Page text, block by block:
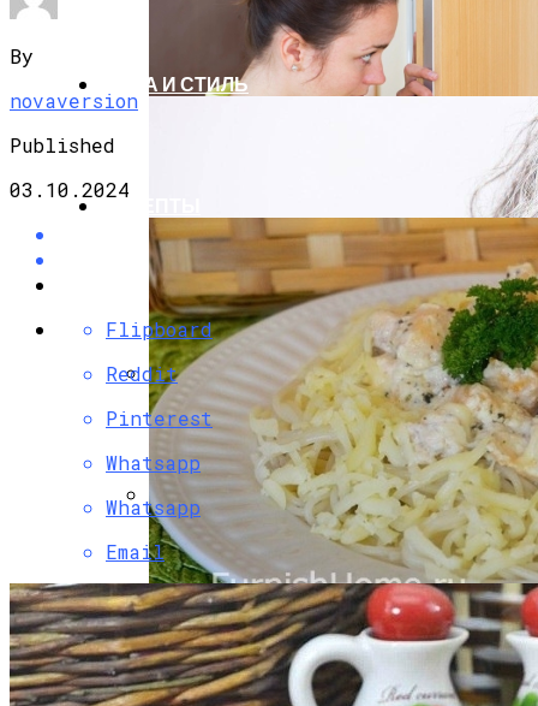
Разбираемся, Какие Виды Проклятий
Соседи Могут Применить К Вашему
Дому
МОДА И СТИЛЬ
Почему Нельзя Вырывать Седые
Волосы И Как Замаскировать Седину
Без Окрашивания
РЕЦЕПТЫ
Паста С Семгой В Сливочном Соусе
By
novaversion
Published
03.10.2024
Flipboard
Reddit
Pinterest
Whatsapp
Whatsapp
Email